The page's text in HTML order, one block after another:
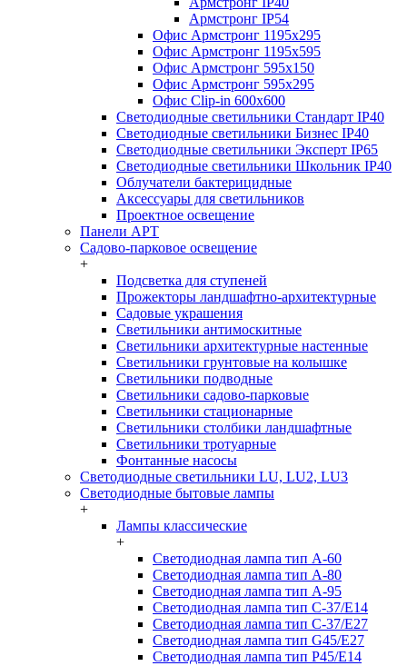
Армстронг IP54
Офис Армстронг 1195x295
Офис Армстронг 1195x595
Офис Армстронг 595x150
Офис Армстронг 595x295
Офис Clip-in 600x600
Светодиодные светильники Стандарт IP40
Светодиодные светильники Бизнес IP40
Светодиодные светильники Эксперт IP65
Светодиодные светильники Школьник IP40
Облучатели бактерицидные
Аксессуары для светильников
Проектное освещение
Панели АРТ
Садово-парковое освещение
+
Подсветка для ступеней
Прожекторы ландшафтно-архитектурные
Садовые украшения
Светильники антимоскитные
Светильники архитектурные настенные
Светильники грунтовые на колышке
Светильники подводные
Светильники садово-парковые
Светильники стационарные
Светильники столбики ландшафтные
Светильники тротуарные
Фонтанные насосы
Светодиодные светильники LU, LU2, LU3
Светодиодные бытовые лампы
+
Лампы классические
+
Светодиодная лампа тип A-60
Светодиодная лампа тип A-80
Светодиодная лампа тип A-95
Светодиодная лампа тип C-37/Е14
Светодиодная лампа тип C-37/Е27
Светодиодная лампа тип G45/E27
Светодиодная лампа тип P45/E14